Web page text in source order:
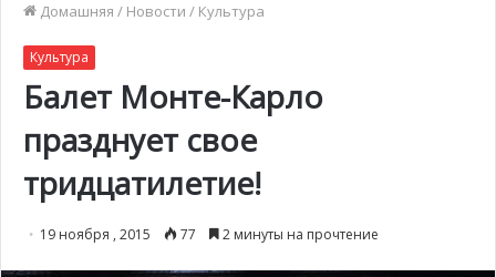
Домашняя / Новости / Культура
Культура
Балет Монте-Карло
празднует свое
тридцатилетие!
19 ноября , 2015 77 2 минуты на прочтение